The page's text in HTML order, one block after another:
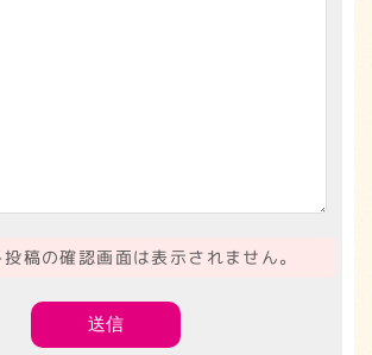
稿の確認画面は表示されません。